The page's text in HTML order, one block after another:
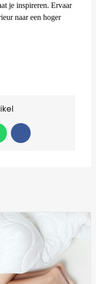
je inspireren. Ervaar
naar een hoger